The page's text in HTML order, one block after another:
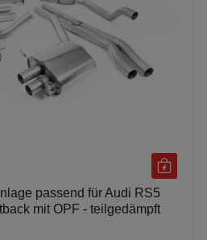
passend für Audi RS5
mit OPF - teilgedämpft